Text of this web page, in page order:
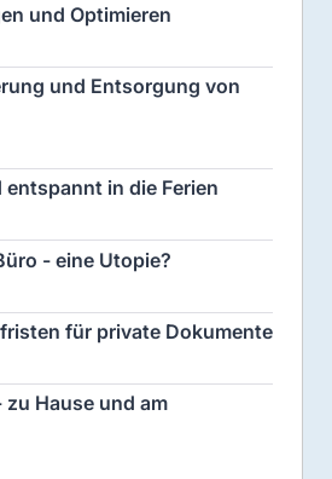
und Optimieren
und Entsorgung von
in die Ferien
- eine Utopie?
für private Dokumente
Hause und am